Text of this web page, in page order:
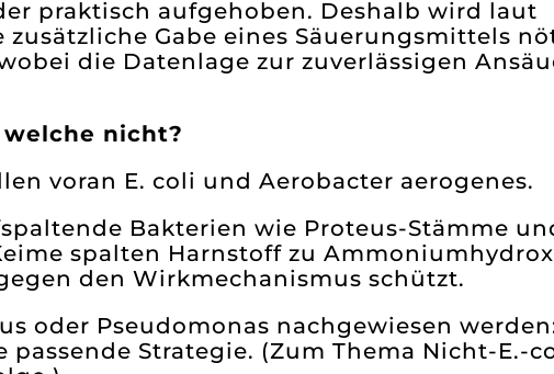
praktisch aufgehoben. Deshalb wird laut
Gabe eines Säuerungsmittels
die Datenlage zur zuverlässigen
nicht?
voran E. coli und Aerobacter aerogenes.
Bakterien wie Proteus-Stämme
spalten Harnstoff zu
den Wirkmechanismus schützt.
oder Pseudomonas nachgewiesen
Strategie. (Zum Thema Nicht-E.-